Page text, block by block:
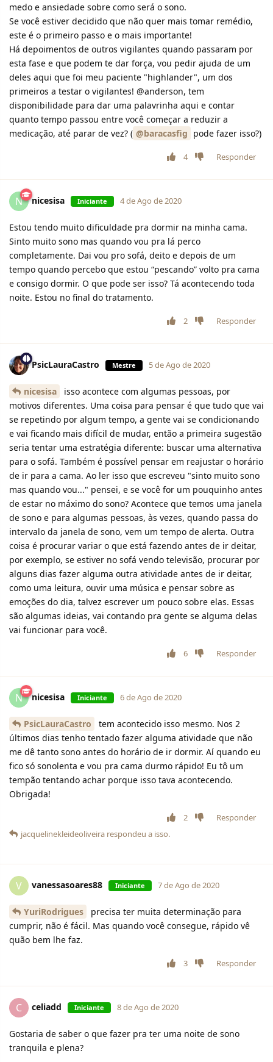
medo e ansiedade sobre como será o sono.
Se você estiver decidido que não quer mais tomar remédio,
este é o primeiro passo e o mais importante!
Há depoimentos de outros vigilantes quando passaram por
esta fase e que podem te dar força, vou pedir ajuda de um
deles aqui que foi meu paciente "highlander", um dos
primeiros a testar o vigilantes! @anderson, tem
disponibilidade para dar uma palavrinha aqui e contar
quanto tempo passou entre você começar a reduzir a
medicação, até parar de vez? ( @baracasfig pode fazer isso?)
4 Responder
N nicesisa Iniciante 4 de Ago de 2020
Estou tendo muito dificuldade pra dormir na minha cama.
Sinto muito sono mas quando vou pra lá perco
completamente. Dai vou pro sofá, deito e depois de um
tempo quando percebo que estou “pescando” volto pra cama
e consigo dormir. O que pode ser isso? Tá acontecendo toda
noite. Estou no final do tratamento.
2 Responder
PsicLauraCastro Mestre 5 de Ago de 2020
nicesisa
isso acontece com algumas pessoas, por
motivos diferentes. Uma coisa para pensar é que tudo que vai
se repetindo por algum tempo, a gente vai se condicionando
e vai ficando mais difícil de mudar, então a primeira sugestão
seria tentar uma estratégia diferente: buscar uma alternativa
para o sofá. Também é possível pensar em reajustar o horário
de ir para a cama. Ao ler isso que escreveu "sinto muito sono
mas quando vou..." pensei, e se você for um pouquinho antes
de estar no máximo do sono? Acontece que temos uma janela
de sono e para algumas pessoas, às vezes, quando passa do
intervalo da janela de sono, vem um tempo de alerta. Outra
coisa é procurar variar o que está fazendo antes de ir deitar,
por exemplo, se estiver no sofá vendo televisão, procurar por
alguns dias fazer alguma outra atividade antes de ir deitar,
como uma leitura, ouvir uma música e pensar sobre as
emoções do dia, talvez escrever um pouco sobre elas. Essas
são algumas ideias, vai contando pra gente se alguma delas
vai funcionar para você.
6 Responder
N nicesisa Iniciante 6 de Ago de 2020
PsicLauraCastro
tem acontecido isso mesmo. Nos 2
últimos dias tenho tentado fazer alguma atividade que não
me dê tanto sono antes do horário de ir dormir. Aí quando eu
fico só sonolenta e vou pra cama durmo rápido! Eu tô um
tempão tentando achar porque isso tava acontecendo.
Obrigada!
2
Responder
jacquelinekleideoliveira respondeu a isso.
V vanessasoares88 Iniciante 7 de Ago de 2020
YuriRodrigues
precisa ter muita determinação para
cumprir, não é fácil. Mas quando você consegue, rápido vê
quão bem lhe faz.
3 Responder
C celiadd Iniciante 8 de Ago de 2020
Gostaria de saber o que fazer pra ter uma noite de sono
tranquila e plena?